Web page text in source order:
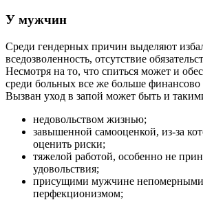
У мужчин
Среди гендерных причин выделяют
вседозволенность, отсутствие
Несмотря на то, что спиться может и
среди больных все же больше
Вызван уход в запой может быть и
недовольством жизнью;
завышенной самооценкой, из-за
оценить риски;
тяжелой работой, особенно не
удовольствия;
присущими мужчине
перфекционизмом;